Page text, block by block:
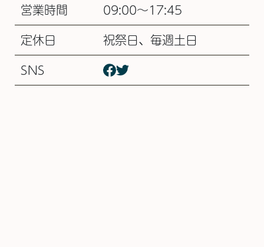
営業時間
09:00～17:45
定休日
祝祭日、毎週土日
SNS